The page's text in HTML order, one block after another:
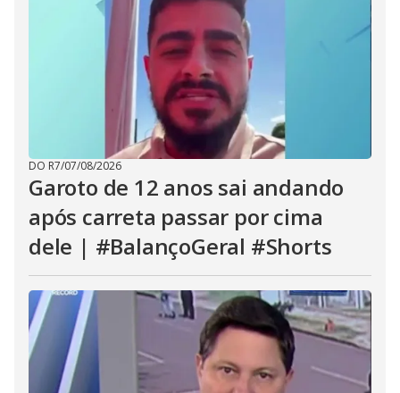
DO R7/07/08/2026
Garoto de 12 anos sai andando
após carreta passar por cima
dele | #BalançoGeral #Shorts